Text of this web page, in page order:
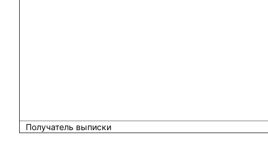
Получатель выписки